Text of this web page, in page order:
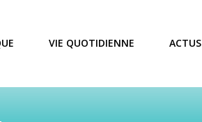
VIE QUOTIDIENNE ACTUS